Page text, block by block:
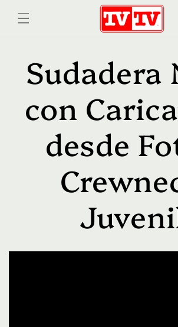
directamente
al contenido
Sudadera
con
desde